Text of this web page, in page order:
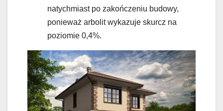
natychmiast po zakończeniu budowy,
ponieważ arbolit wykazuje skurcz na
poziomie 0,4%.